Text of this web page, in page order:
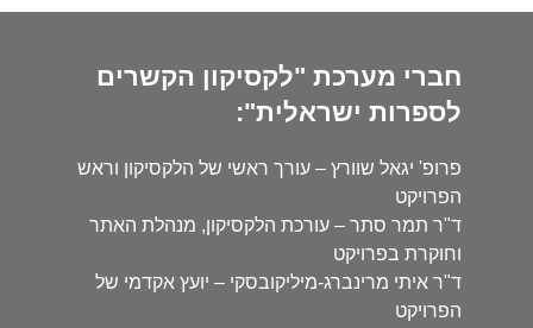
חברי מערכת "לקסיקון הקשרים
לספרות ישראלית":
פרופ' יגאל שוורץ – עורך ראשי של הלקסיקון וראש
הפרויקט
ד"ר תמר סתר – עורכת הלקסיקון, מנהלת האתר
וחוקרת בפרויקט
ד"ר איתי מרינברג-מיליקובסקי – יועץ אקדמי של
הפרויקט